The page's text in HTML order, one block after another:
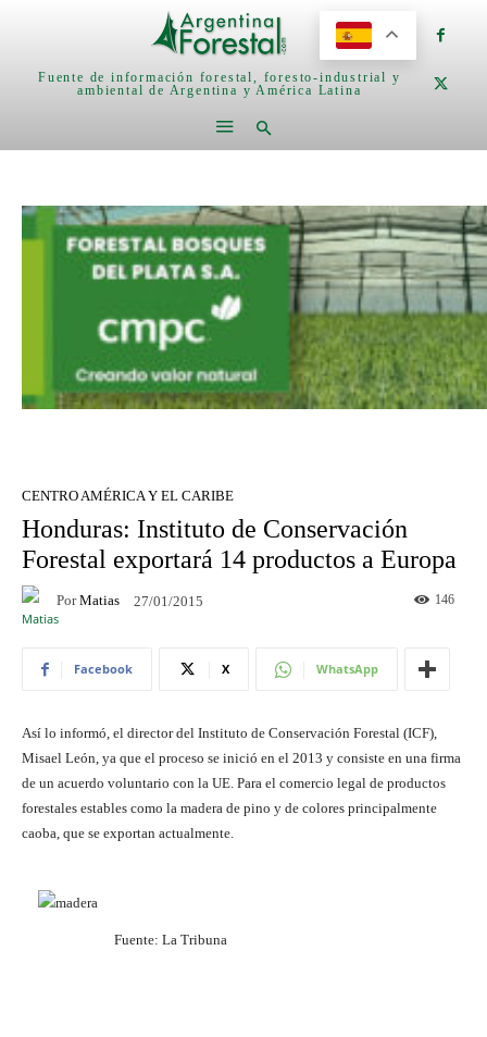
Fuente de información forestal, foresto-industrial y
ambiental de Argentina y América Latina
CENTRO AMÉRICA Y EL CARIBE
Honduras: Instituto de Conservación
Forestal exportará 14 productos a Europa
Por Matias 27/01/2015 146
Facebook X WhatsApp
Así lo informó, el director del Instituto de Conservación Forestal (ICF),
Misael León, ya que el proceso se inició en el 2013 y consiste en una firma
de un acuerdo voluntario con la UE. Para el comercio legal de productos
forestales estables como la madera de pino y de colores principalmente
caoba, que se exportan actualmente.
Fuente: La Tribuna